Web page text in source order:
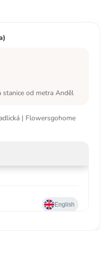
stanice od metra Anděl
| Flowersgohome